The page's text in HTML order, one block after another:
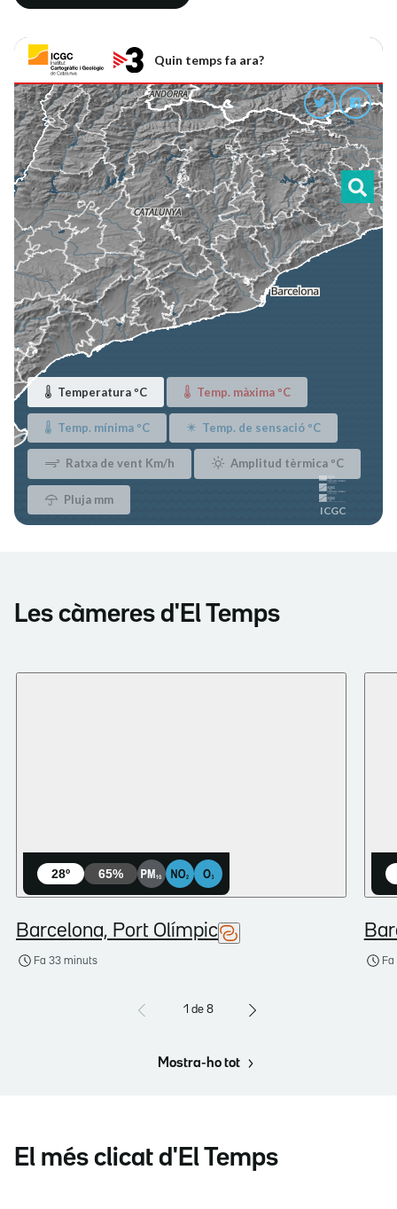
Les càmeres d'El Temps
28º 65%
Barcelona, Port Olímpic
Fa 33 minuts
1 de 8
Mostra-ho tot
El més clicat d'El Temps